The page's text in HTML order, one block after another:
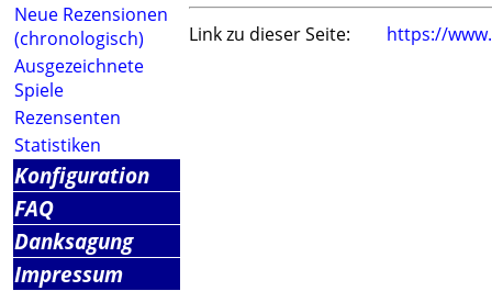
Neue Rezensionen
(chronologisch)
Ausgezeichnete
Spiele
Rezensenten
Statistiken
Konfiguration
FAQ
Danksagung
Impressum
Link zu dieser Seite: https://